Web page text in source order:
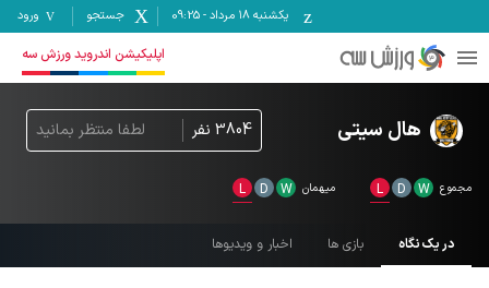
یکشنبه ۱۸ مرداد -
09:25 جستجو ورود
اپلیکیشن اندروید ورزش سه
هال سیتی 3804 نفر لطفا منتظر بمانید
در یک نگاه بازی ها اخبار و ویدیوها
مجموع W
D
L میهمان W
D
L